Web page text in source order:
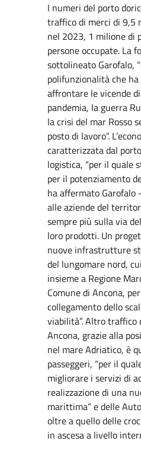
I numeri del porto
traffico di merci di 9,5
nel 2023, 1 milione di
persone occupate. La
sottolineato Garofalo,
polifunzionalità che ha
affrontare le vicende
pandemia, la guerra
la crisi del mar Rosso
posto di lavoro”.
caratterizzata dal
logistica, “per il quale
per il potenziamento
ha affermato Garofalo
alle aziende del
sempre più sulla via
loro prodotti. Un
nuove infrastrutture
del lungomare nord,
insieme a Regione
Comune di Ancona,
collegamento dello
viabilità”. Altro traffico
Ancona, grazie alla
nel mare Adriatico, è
passeggeri, “per il
migliorare i servizi di
realizzazione di una
marittima” e delle
oltre a quello delle
in ascesa a livello